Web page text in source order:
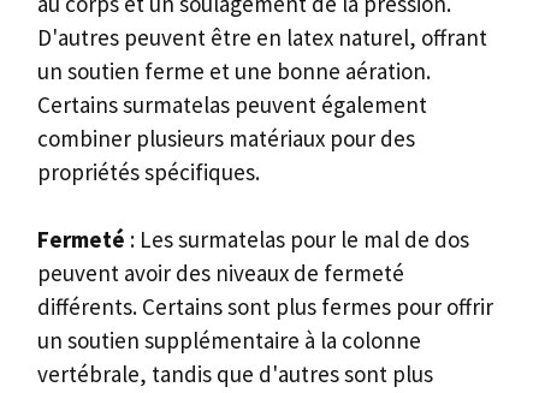
D'autres peuvent être en latex naturel, offrant
un soutien ferme et une bonne aération.
Certains surmatelas peuvent également
combiner plusieurs matériaux pour des
propriétés spécifiques.
Fermeté : Les surmatelas pour le mal de dos
peuvent avoir des niveaux de fermeté
différents. Certains sont plus fermes pour offrir
un soutien supplémentaire à la colonne
vertébrale, tandis que d'autres sont plus